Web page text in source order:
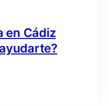
en Cádiz